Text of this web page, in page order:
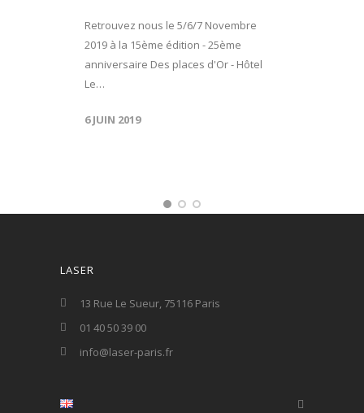
Retrouvez nous le 5/6/7 Novembre
2019 à la 15ème édition - 25ème
anniversaire Des places d'Or - Hôtel
Le…
6 JUIN 2019
LASER
13 Rue Le Sueur, 75116 Paris
01 40 50 39 00
info@laser-paris.fr